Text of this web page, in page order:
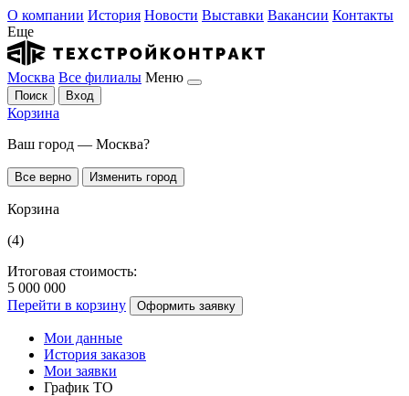
О компании История Новости Выставки Вакансии Контакты
Еще
Москва Все филиалы Меню
Поиск Вход
Корзина
Ваш город — Москва?
Все верно Изменить город
Корзина
(4)
Итоговая стоимость:
5 000 000
Перейти в корзину
Оформить заявку
Мои данные
История заказов
Мои заявки
График ТО